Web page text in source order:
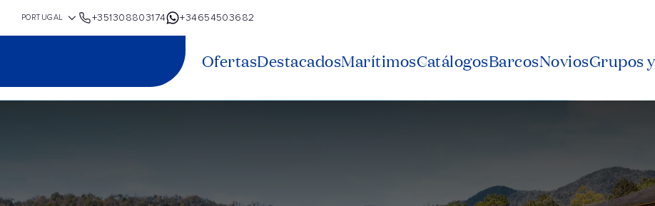
+351308803174 +34654503682
OfertasDestacadosMarítimosCatálogosBarcosNoviosGrupos